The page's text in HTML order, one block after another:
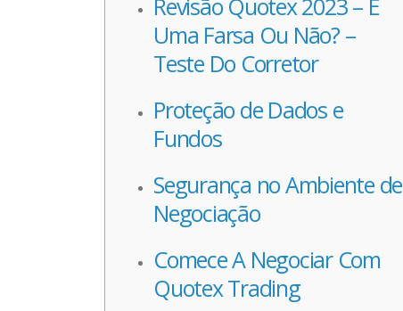
Revisão Quotex 2023 – É
Uma Farsa Ou Não? –
Teste Do Corretor
Proteção de Dados e
Fundos
Segurança no Ambiente de
Negociação
Comece A Negociar Com
Quotex Trading